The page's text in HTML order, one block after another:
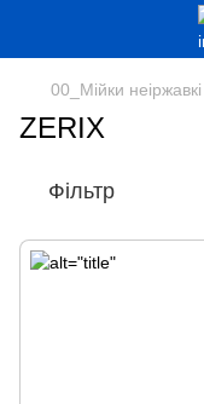
00_Мійки неіржавкі
ZERIX
Фільтр